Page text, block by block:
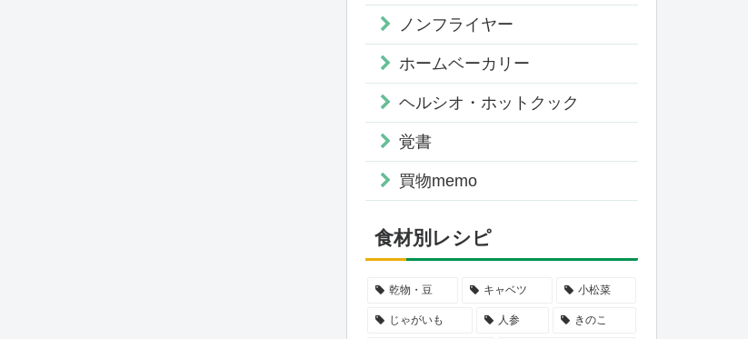
ノンフライヤー
ホームベーカリー
ヘルシオ・ホットクック
覚書
買物memo
食材別レシピ
乾物・豆 キャベツ 小松菜
じゃがいも 人参 きのこ